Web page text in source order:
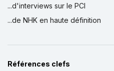
...d'interviews sur le PCI
...de NHK en haute définition
Références clefs